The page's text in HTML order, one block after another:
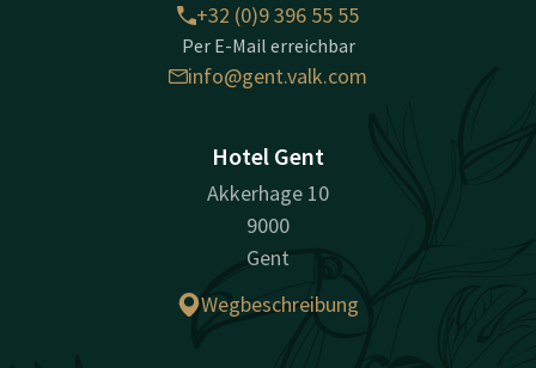
+32 (0)9 396 55 55
Per E-Mail erreichbar
info@gent.valk.com
Hotel Gent
Akkerhage 10
9000
Gent
Wegbeschreibung